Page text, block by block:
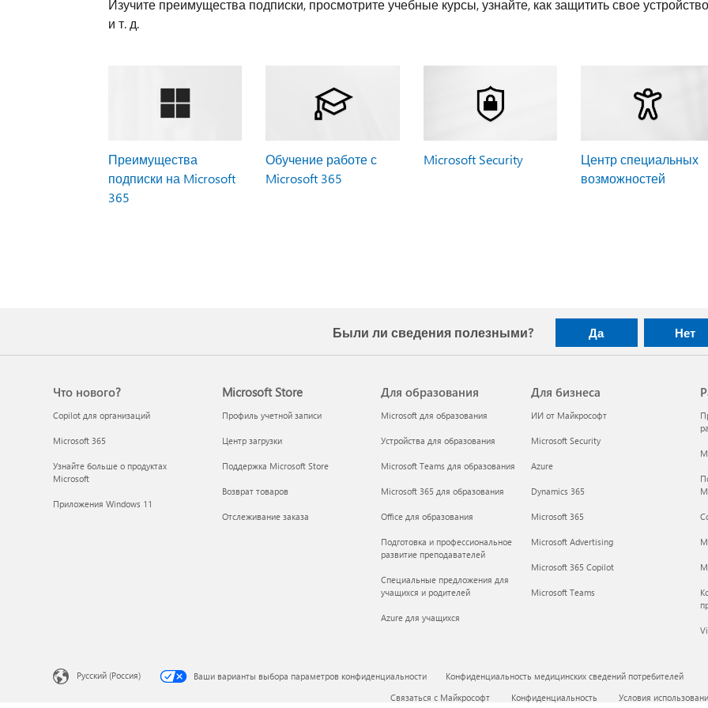
Изучите преимущества подписки, просмотрите учебные курсы, узнайте, как защитить свое устройство
и т. д.
Преимущества
подписки на Microsoft
365
Обучение работе с
Microsoft 365
Microsoft Security
Центр специальных
возможностей
Были ли сведения полезными? Да Нет
Что нового?
Copilot для организаций
Microsoft 365
Узнайте больше о продуктах
Microsoft
Приложения Windows 11
Microsoft Store
Профиль учетной записи
Центр загрузки
Поддержка Microsoft Store
Возврат товаров
Отслеживание заказа
Для образования
Microsoft для образования
Устройства для образования
Microsoft Teams для образования
Microsoft 365 для образования
Office для образования
Подготовка и профессиональное
развитие преподавателей
Специальные предложения для
учащихся и родителей
Azure для учащихся
Для бизнеса
ИИ от Майкрософт
Microsoft Security
Azure
Dynamics 365
Microsoft 365
Microsoft Advertising
Microsoft 365 Copilot
Microsoft Teams
Русский (Россия) Ваши варианты выбора параметров конфиденциальности
Конфиденциальность медицинских сведений потребителей
Связаться с Майкрософт
Конфиденциальность Условия